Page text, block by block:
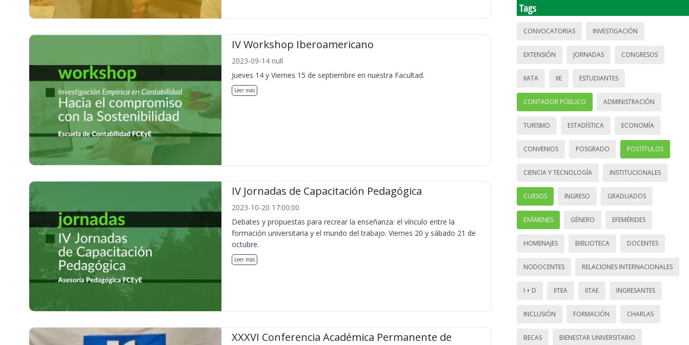
IV Workshop Iberoamericano
2023-09-14 null
Jueves 14 y Viernes 15 de septiembre en nuestra Facultad.
Leer más
IV Jornadas de Capacitación Pedagógica
2023-10-20 17:00:00
Debates y propuestas para recrear la enseñanza: el vínculo entre la
formación universitaria y el mundo del trabajo. Viernes 20 y sábado 21 de
octubre.
Leer más
XXXVI Conferencia Académica Permanente de
Tags
CONVOCATORIAS INVESTIGACIÓN
EXTENSIÓN JORNADAS CONGRESOS
IIATA IIE ESTUDIANTES
CONTADOR PÚBLICO ADMINISTRACIÓN
TURISMO ESTADÍSTICA ECONOMÍA
CONVENIOS POSGRADO POSTÍTULOS
CIENCIA Y TECNOLOGÍA INSTITUCIONALES
CURSOS INGRESO GRADUADOS
EXÁMENES GÉNERO EFEMÉRIDES
HOMENAJES BIBLIOTECA DOCENTES
NODOCENTES RELACIONES INTERNACIONALES
I + D IITEA IITAE INGRESANTES
INCLUSIÓN FORMACIÓN CHARLAS
BECAS BIENESTAR UNIVERSITARIO